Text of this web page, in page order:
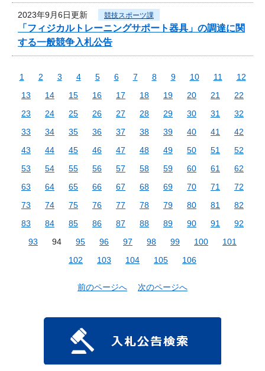
2023年9月6日更新 競技スポーツ課
「フィジカルトレーニングサポート器具」の調達に関
する一般競争入札公告
1 2 3 4 5 6 7 8 9 10 11
12
13
14 15 16 17 18 19 20 21
22
23
24 25 26 27 28 29 30 31
32
33
34 35 36 37 38 39 40 41
42
43
44 45 46 47 48 49 50 51
52
53
54 55 56 57 58 59 60 61
62
63
64 65 66 67 68 69 70 71
72
73
74 75 76 77 78 79 80 81
82
83
84 85 86 87 88 89 90 91
92
93
94 95 96 97 98 99 100
101
102
103 104 105 106
前のページへ 次のページへ